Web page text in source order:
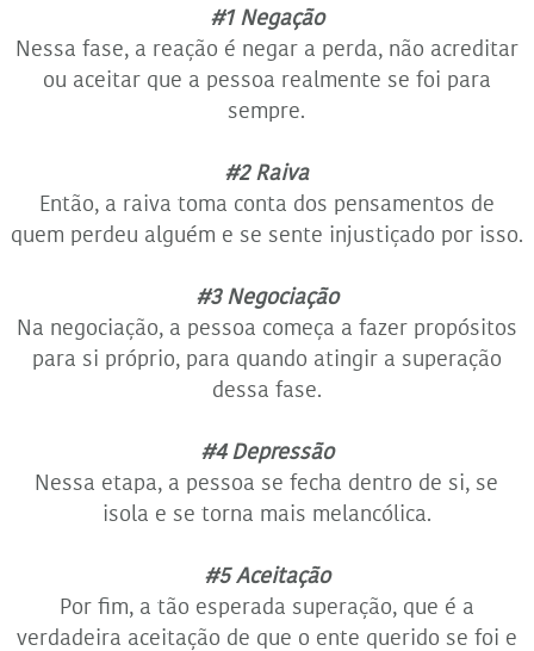
#1 Negação
Nessa fase, a reação é negar a perda, não acreditar
ou aceitar que a pessoa realmente se foi para
sempre.
#2 Raiva
Então, a raiva toma conta dos pensamentos de
quem perdeu alguém e se sente injustiçado por isso.
#3 Negociação
Na negociação, a pessoa começa a fazer propósitos
para si próprio, para quando atingir a superação
dessa fase.
#4 Depressão
Nessa etapa, a pessoa se fecha dentro de si, se
isola e se torna mais melancólica.
#5 Aceitação
Por fim, a tão esperada superação, que é a
verdadeira aceitação de que o ente querido se foi e